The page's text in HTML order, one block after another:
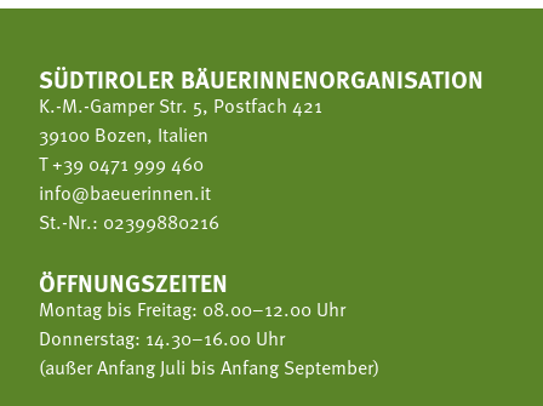
SÜDTIROLER BÄUERINNENORGANISATION
K.-M.-Gamper Str. 5, Postfach 421
39100 Bozen, Italien
T+39 0471 999 460
info@baeuerinnen.it
St.-Nr.: 02399880216
ÖFFNUNGSZEITEN
Montag bis Freitag: 08.00–12.00 Uhr
Donnerstag: 14.30–16.00 Uhr
(außer Anfang Juli bis Anfang September)